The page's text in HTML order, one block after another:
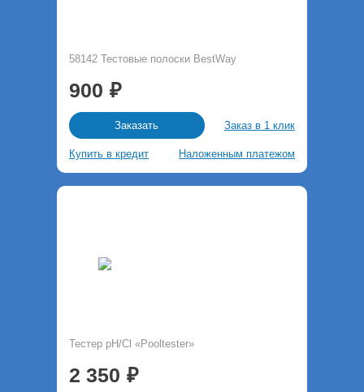
58142 Тестовые полоски BestWay
900
Заказать Заказ в 1 клик
Купить в кредит Наложенным платежом
Тестер pH/Cl «Pooltester»
2 350